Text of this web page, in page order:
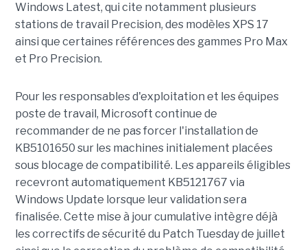
Windows Latest, qui cite notamment plusieurs
stations de travail Precision, des modèles XPS 17
ainsi que certaines références des gammes Pro Max
et Pro Precision.
Pour les responsables d'exploitation et les équipes
poste de travail, Microsoft continue de
recommander de ne pas forcer l'installation de
KB5101650 sur les machines initialement placées
sous blocage de compatibilité. Les appareils éligibles
recevront automatiquement KB5121767 via
Windows Update lorsque leur validation sera
finalisée. Cette mise à jour cumulative intègre déjà
les correctifs de sécurité du Patch Tuesday de juillet